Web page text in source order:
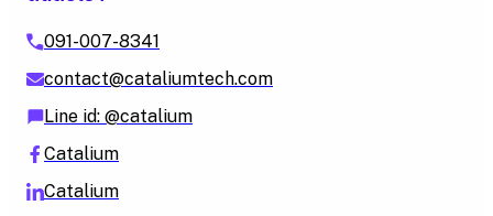
091-007-8341
contact@cataliumtech.com
Line id: @catalium
Catalium
Catalium